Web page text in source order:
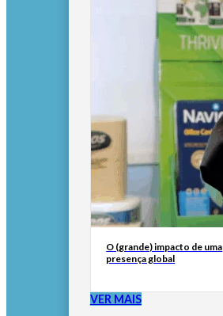
O (grande) impacto de uma
presença global
VER MAIS